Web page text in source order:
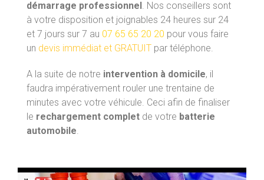
démarrage professionnel. Nos conseillers sont
à votre disposition et joignables 24 heures sur 24
et 7 jours sur 7 au 07 65 65 20 20 pour vous faire
un devis immédiat et GRATUIT par téléphone.
A la suite de notre intervention à domicile, il
faudra impérativement rouler une trentaine de
minutes avec votre véhicule. Ceci afin de finaliser
le rechargement complet de votre batterie
automobile.